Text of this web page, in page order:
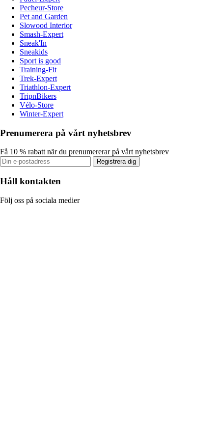
Pecheur-Store
Pet and Garden
Slowood Interior
Smash-Expert
Sneak'In
Sneakids
Sport is good
Training-Fit
Trek-Expert
Triathlon-Expert
TripnBikers
Vélo-Store
Winter-Expert
Prenumerera på vårt nyhetsbrev
Få 10 % rabatt när du prenumererar på vårt nyhetsbrev
Registrera dig
Håll kontakten
Följ oss på sociala medier